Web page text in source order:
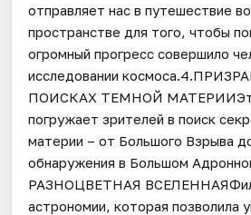
отправляет нас в путешествие
пространстве для того, чтобы
огромный прогресс совершило
исследовании
ПОИСКАХ ТЕМНОЙ
погружает зрителей в поиск
материи – от Большого Взрыва
обнаружения в Большом
РАЗНОЦВЕТНАЯ
астрономии, которая позволила